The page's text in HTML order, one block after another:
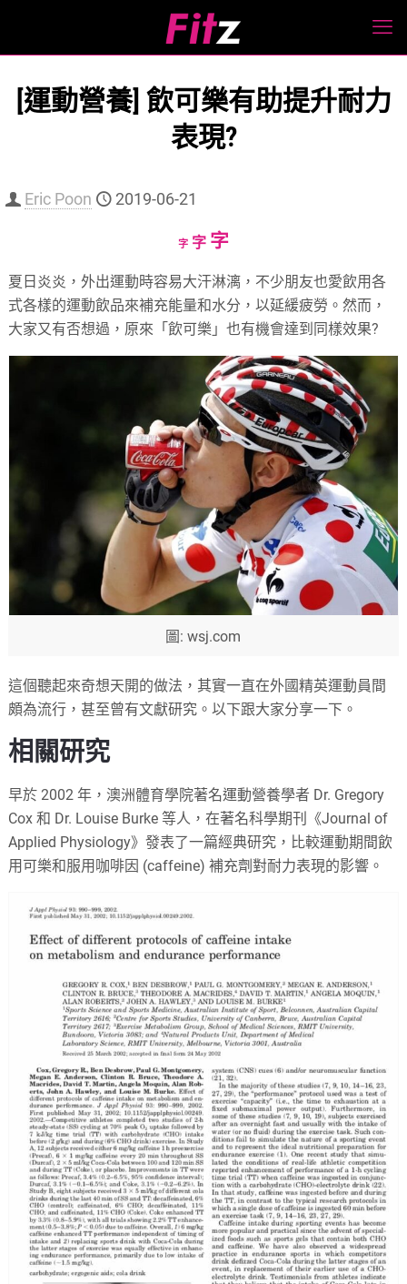
[運動營養] 飲可樂有助提升耐力
表現?
Eric Poon 2019-06-21
字Decrease
size.
字Reset
size.
字Increase
size.
夏日炎炎，外出運動時容易大汗淋漓，不少朋友也愛飲用各
式各樣的運動飲品來補充能量和水分，以延緩疲勞。然而，
大家又有否想過，原來「飲可樂」也有機會達到同樣效果?
圖: wsj.com
這個聽起來奇想天開的做法，其實一直在外國精英運動員間
頗為流行，甚至曾有文獻研究。以下跟大家分享一下。
相關研究
早於 2002 年，澳洲體育學院著名運動營養學者 Dr. Gregory
Cox 和 Dr. Louise Burke 等人，在著名科學期刊《Journal of
Applied Physiology》發表了一篇經典研究，比較運動期間飲
用可樂和服用咖啡因 (caffeine) 補充劑對耐力表現的影響。